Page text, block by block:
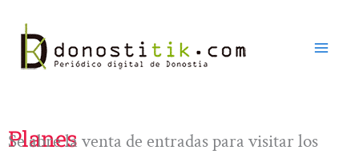
contenido
Planes
Se abre la venta de entradas para visitar los